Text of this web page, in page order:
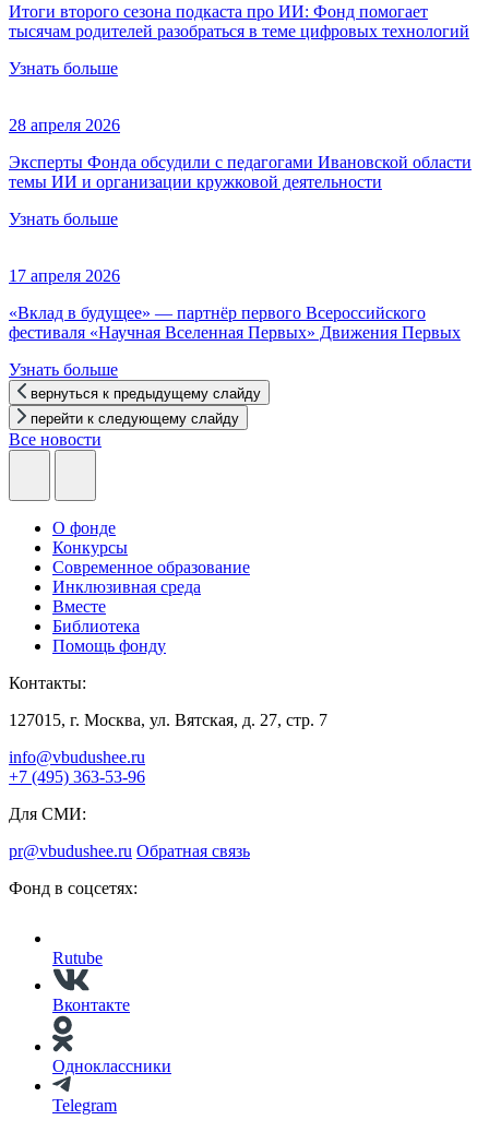
Итоги второго сезона подкаста про ИИ: Фонд помогает
тысячам родителей разобраться в теме цифровых технологий
Узнать больше
28 апреля 2026
Эксперты Фонда обсудили с педагогами Ивановской области
темы ИИ и организации кружковой деятельности
Узнать больше
17 апреля 2026
«Вклад в будущее» — партнёр первого Всероссийского
фестиваля «Научная Вселенная Первых» Движения Первых
Узнать больше
вернуться к предыдущему слайду
перейти к следующему слайду
Все новости
О фонде
Конкурсы
Современное образование
Инклюзивная среда
Вместе
Библиотека
Помощь фонду
Контакты:
127015, г. Москва, ул. Вятская, д. 27, стр. 7
info@vbudushee.ru
+7 (495) 363-53-96
Для СМИ:
pr@vbudushee.ru Обратная связь
Фонд в соцсетях:
Rutube
Вконтакте
Одноклассники
Telegram